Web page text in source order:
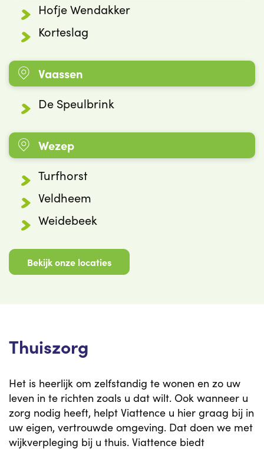
Hofje Wendakker
Korteslag
Vaassen
De Speulbrink
Wezep
Turfhorst
Veldheem
Weidebeek
Bekijk onze locaties
Thuiszorg
Het is heerlijk om zelfstandig te wonen en zo uw
leven in te richten zoals u dat wilt. Ook wanneer u
zorg nodig heeft, helpt Viattence u hier graag bij in
uw eigen, vertrouwde omgeving. Dat doen we met
wijkverpleging bij u thuis. Viattence biedt